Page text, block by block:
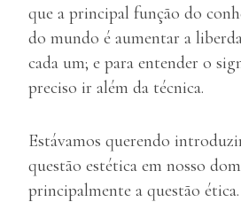
que a principal função do
do mundo é aumentar a
cada um; e para entender o
preciso ir além da técnica.
Estávamos querendo
questão estética em nosso
principalmente a questão